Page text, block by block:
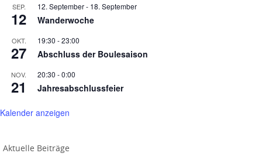
SEP.
12
12. September- 18. September
Wanderwoche
OKT.
27
19:30 -23:00
Abschluss der Boulesaison
NOV.
21
20:30 -0:00
Jahresabschlussfeier
Kalender anzeigen
Aktuelle Beiträge